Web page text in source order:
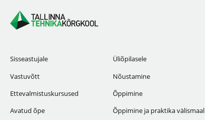
Sisseastujale
Vastuvõtt
Ettevalmistuskursused
Avatud õpe
Üliõpilasele
Nõustamine
Õppimine
Õppimine ja praktika välismaal